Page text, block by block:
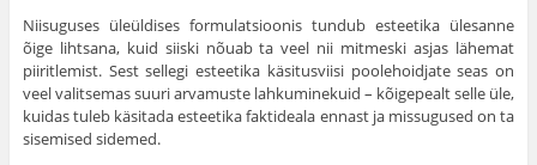
Niisuguses üleüldises formulatsioonis tundub esteetika ülesanne
õige lihtsana, kuid siiski nõuab ta veel nii mitmeski asjas lähemat
piiritlemist. Sest sellegi esteetika käsitusviisi poolehoidjate seas on
veel valitsemas suuri arvamuste lahku­minekuid – kõigepealt selle üle,
kuidas tuleb käsitada esteetika faktideala ennast ja missugused on ta
sisemised sidemed.